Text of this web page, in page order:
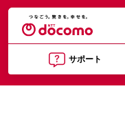
サポート